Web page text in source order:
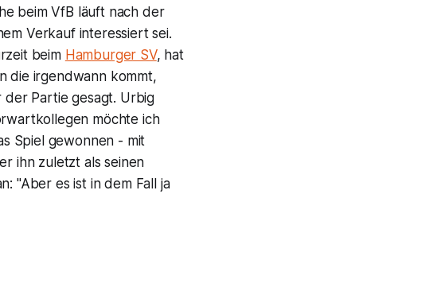
beim VfB läuft nach der
Verkauf interessiert sei.
beim Hamburger SV, hat
die irgendwann kommt,
Partie gesagt. Urbig
möchte ich
Spiel gewonnen - mit
ihn zuletzt als seinen
"Aber es ist in dem Fall ja